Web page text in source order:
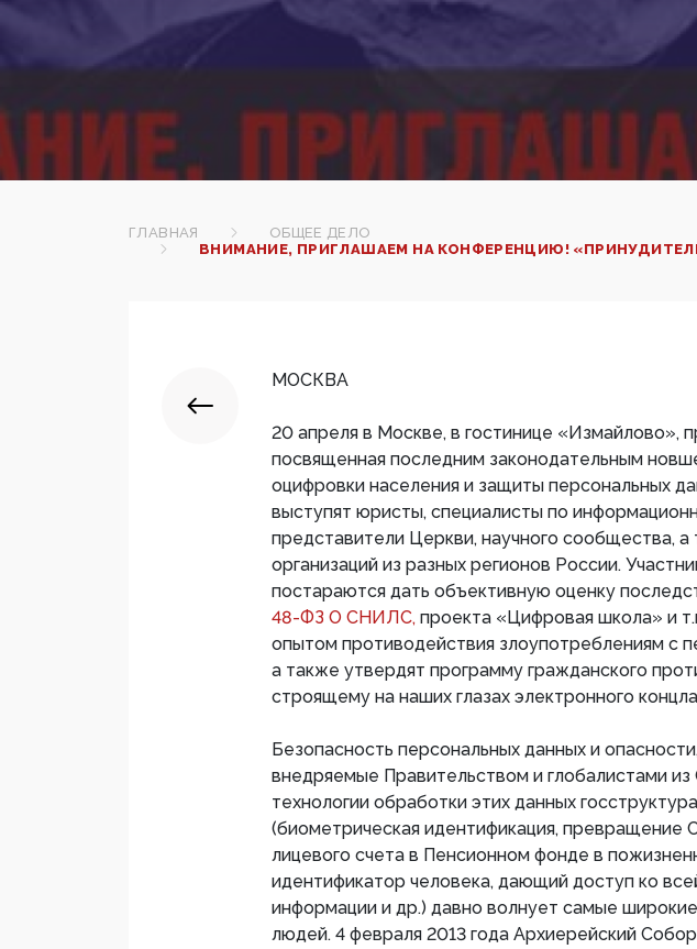
ГЛАВНАЯ
ОБЩЕЕ ДЕЛО
ВНИМАНИЕ, ПРИГЛАШАЕМ НА КОНФЕРЕНЦИЮ!
МОСКВА
20 апреля в Москве, в гостинице «Измайлово»,
посвященная последним законодательным
оцифровки населения и защиты персональных
выступят юристы, специалисты по
представители Церкви, научного сообщества,
организаций из разных регионов России.
постараются дать объективную оценку
48-ФЗ О СНИЛС, проекта «Цифровая школа» и
опытом противодействия злоупотреблениям с
а также утвердят программу гражданского
строящему на наших глазах электронного
Безопасность персональных данных и
внедряемые Правительством и глобалистами
технологии обработки этих данных
(биометрическая идентификация,
лицевого счета в Пенсионном фонде в
идентификатор человека, дающий доступ ко
информации и др.) давно волнует самые
людей. 4 февраля 2013 года Архиерейский